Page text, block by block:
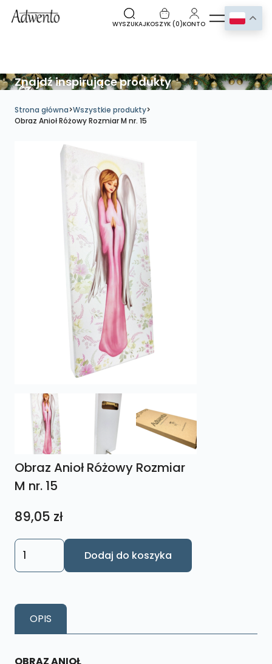
WYSZUKAJKOSZYK (0)KONTO
Znajdź inspirujące produkty
Strona główna>Wszystkie produkty>
Obraz Anioł Różowy Rozmiar M nr. 15
Obraz Anioł Różowy Rozmiar
M nr. 15
89,05 zł
ilość
Obraz
Rozmiar
15
Dodaj do koszyka
OPIS
OBRAZ ANIOŁ